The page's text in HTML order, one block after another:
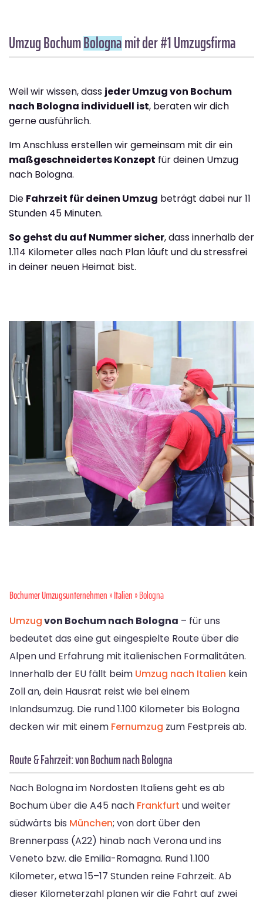
Umzug BochumBolognamit der #1 Umzugsfirma
Weil wir wissen, dass jeder Umzug von Bochum
nach Bologna individuell ist, beraten wir dich
gerne ausführlich.
Im Anschluss erstellen wir gemeinsam mit dir ein
maßgeschneidertes Konzept für deinen Umzug
nach Bologna.
Die Fahrzeit für deinen Umzug beträgt dabei nur 11
Stunden 45 Minuten.
So gehst du auf Nummer sicher, dass innerhalb der
1.114 Kilometer alles nach Plan läuft und du stressfrei
in deiner neuen Heimat bist.
Bochumer Umzugsunternehmen»Italien» Bologna
Umzugvon Bochum nach Bologna – für uns
bedeutet das eine gut eingespielte Route über die
Alpen und Erfahrung mit italienischen Formalitäten.
Innerhalb der EU fällt beim Umzug nach Italien kein
Zoll an, dein Hausrat reist wie bei einem
Inlandsumzug. Die rund 1.100 Kilometer bis Bologna
decken wir mit einem Fernumzug zum Festpreis ab.
Route & Fahrzeit: von Bochum nach Bologna
Nach Bologna im Nordosten Italiens geht es ab
Bochum über die A45 nach Frankfurt und weiter
südwärts bis München; von dort über den
Brennerpass (A22) hinab nach Verona und ins
Veneto bzw. die Emilia-Romagna. Rund 1.100
Kilometer, etwa 15–17 Stunden reine Fahrzeit. Ab
dieser Kilometerzahl planen wir die Fahrt auf zwei